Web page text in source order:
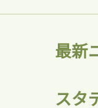
最新
スタ